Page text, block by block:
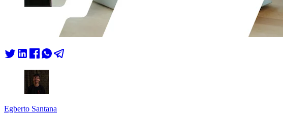
Egberto Santana